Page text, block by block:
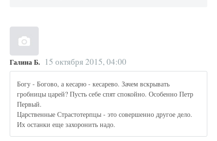
Галина Б. 15 октября 2015, 04:00
Богу - Богово, а кесарю - кесарево. Зачем вскрывать
гробницы царей? Пусть себе спят спокойно. Особенно Петр
Первый.
Царственные Страстотерпцы - это совершенно другое дело.
Их останки еще захоронить надо.